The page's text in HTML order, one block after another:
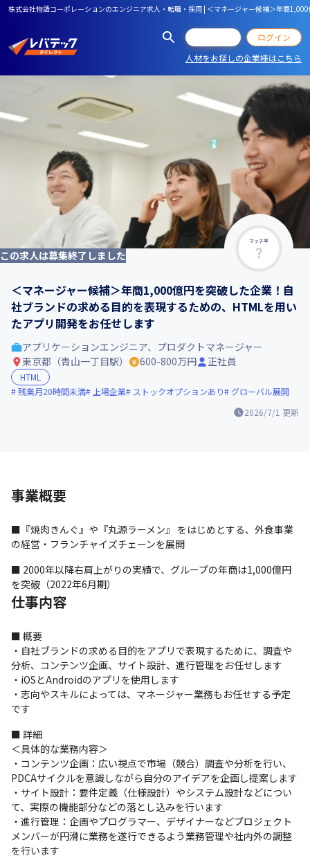
株式会社物語コーポレーションのエンジニア求人・転職・採用 | ＜マネージャー候補＞年商
ログイン
人材をお探しの企業様はこちら
マッチ率
この求人は募集終了しました
＜マネージャー候補＞年商1,000億円を突破した企業！自
社ブランドの求める目的を表現するための、HTMLを用い
たアプリ開発をお任せします
2026/7/1 更新
アプリケーションエンジニア、プロダクトマネージャー
東京都（青山一丁目駅）
600-800万円 正社員
HTML
残業月20時間未満
上場企業 ストックオプションあり グローバル展開
事業概要
■『焼肉きんぐ』や『丸源ラーメン』 をはじめとする、外食事業
の経営・フランチャイズチェーンを展開
■ 2000年以降右肩上がりの実績で、グループの年商は1,000億円
を突破（2022年6月期）
仕事内容
■ 概要
・自社ブランドの求める目的をアプリで表現するために、調査や
分析、コンテンツ企画、サイト設計、進行管理をお任せします
・iOSとAndroidのアプリを使用します
・志向やスキルによっては、マネージャー業務もお任せする予定
です
■ 詳細
＜具体的な業務内容＞
・コンテンツ企画：広い視点で市場（競合）調査や分析を行い、
PDCAサイクルを意識しながら自分のアイデアを企画し提案します
・サイト設計：要件定義（仕様設計）やシステム設計などについ
て、実際の機能部分などの落とし込みを行います
・進行管理：企画やプログラマー、デザイナーなどプロジェクト
メンバーが円滑に業務を遂行できるよう業務管理や社内外の調整
を行います